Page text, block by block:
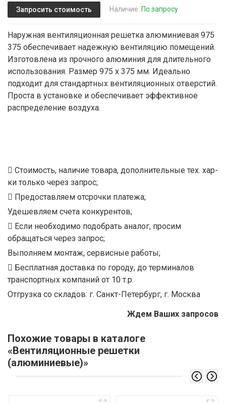
Запросить стоимость Наличие: По запросу
Наружная вентиляционная решетка алюминиевая 975
375 обеспечивает надежную вентиляцию помещений.
Изготовлена из прочного алюминия для длительного
использования. Размер 975 х 375 мм. Идеально
подходит для стандартных вентиляционных отверстий.
Проста в установке и обеспечивает эффективное
распределение воздуха.
Стоимость, наличие товара, дополнительные тех. хар-
ки только через запрос;
Предоставляем отсрочки платежа;
Удешевляем счета конкурентов;
Если необходимо подобрать аналог, просим
обращаться через запрос;
Выполняем монтаж, сервисные работы;
Бесплатная доставка по городу, до терминалов
транспортных компаний от 10 т.р.
Отгрузка со складов: г. Санкт-Петербург, г. Москва
Ждем Ваших запросов
Похожие товары в каталоге
«Вентиляционные решетки
(алюминиевые)»